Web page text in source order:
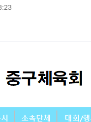
체육실천광장(…